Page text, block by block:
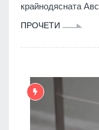
крайнодясната
ПРОЧЕТИ